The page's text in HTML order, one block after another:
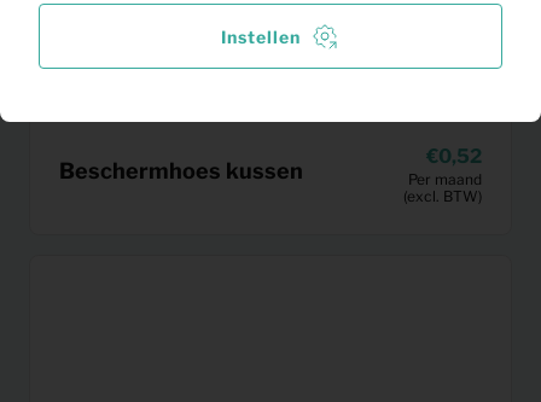
Beschermhoes kussen
0,52
Per maand
(excl. BTW)
Instellen